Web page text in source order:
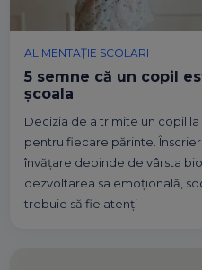
ALIMENTAȚIE SCOLARI
5 semne că un copil
școala
Decizia de a trimite un copil
pentru fiecare părinte.
învățare depinde de vârsta
dezvoltarea sa emoțională,
trebuie să fie atenți